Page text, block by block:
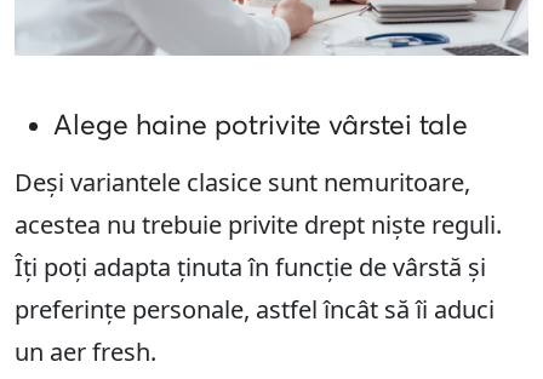
Alege haine potrivite vârstei tale
Deși variantele clasice sunt nemuritoare,
acestea nu trebuie privite drept niște reguli.
Îți poți adapta ținuta în funcție de vârstă și
preferințe personale, astfel încât să îi aduci
un aer fresh.